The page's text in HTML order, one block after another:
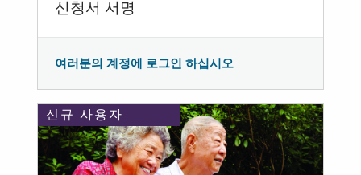
신청서 서명
여러분의 계정에 로그인 하십시오
신규 사용자